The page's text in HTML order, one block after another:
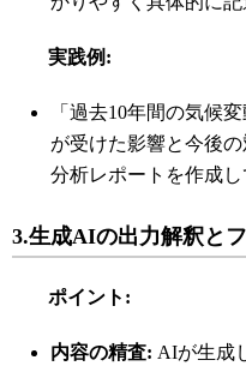
実践例 :
「過去10年間の気候
が受けた影響と今後
分析レポートを作成し
3.生成AIの出力解釈と
ポイント :
内容の精査: AIが生成